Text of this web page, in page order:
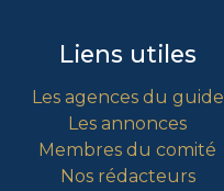
Liens utiles
Les agences du guide
Les annonces
Membres du comité
Nos rédacteurs